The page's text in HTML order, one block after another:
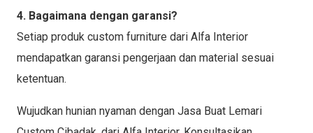
4. Bagaimana dengan garansi?
Setiap produk custom furniture dari Alfa Interior
mendapatkan garansi pengerjaan dan material sesuai
ketentuan.
Wujudkan hunian nyaman dengan Jasa Buat Lemari